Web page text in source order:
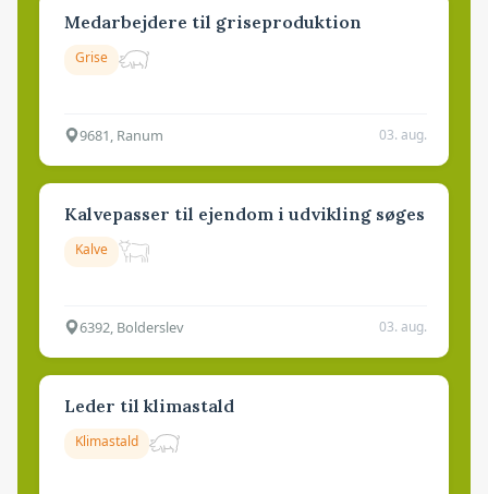
Medarbejdere til griseproduktion
Grise
9681, Ranum 03. aug.
Kalvepasser til ejendom i udvikling søges
Kalve
6392, Bolderslev 03. aug.
Leder til klimastald
Klimastald